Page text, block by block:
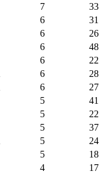
7
33
6
31
6
26
6
48
6
22
6
28
6
27
5
41
5
22
5
37
5
24
5
18
4
17